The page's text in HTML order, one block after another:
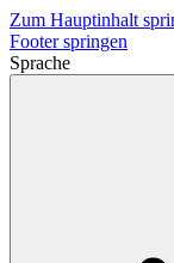
Zum Hauptinhalt
Footer springen
Sprache